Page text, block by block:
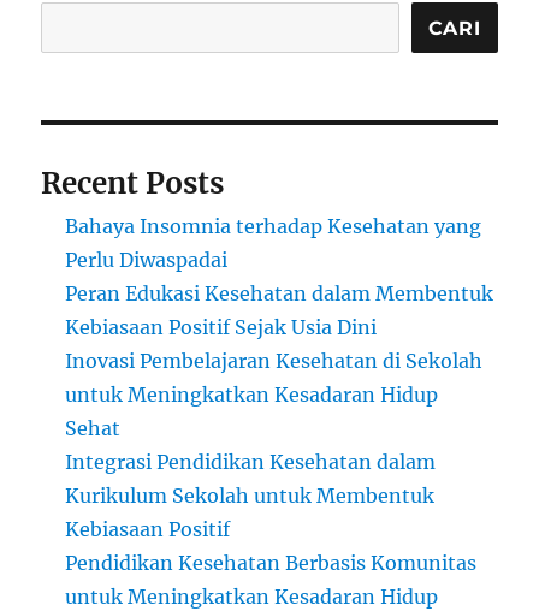
CARI
Recent Posts
Bahaya Insomnia terhadap Kesehatan yang
Perlu Diwaspadai
Peran Edukasi Kesehatan dalam Membentuk
Kebiasaan Positif Sejak Usia Dini
Inovasi Pembelajaran Kesehatan di Sekolah
untuk Meningkatkan Kesadaran Hidup
Sehat
Integrasi Pendidikan Kesehatan dalam
Kurikulum Sekolah untuk Membentuk
Kebiasaan Positif
Pendidikan Kesehatan Berbasis Komunitas
untuk Meningkatkan Kesadaran Hidup